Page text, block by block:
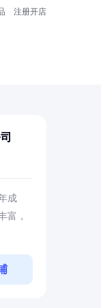
注册开店
成
富，